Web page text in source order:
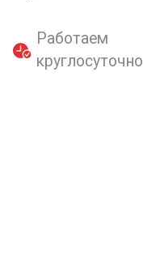
Работаем
круглосуточно